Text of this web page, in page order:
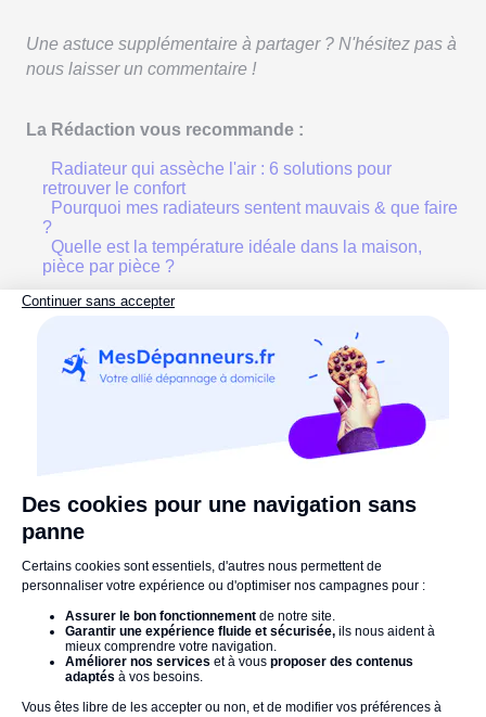
Une astuce supplémentaire à partager ? N'hésitez pas à
nous laisser un commentaire !
La Rédaction vous recommande :
Radiateur qui assèche l'air : 6 solutions pour
retrouver le confort
Pourquoi mes radiateurs sentent mauvais & que faire
?
Quelle est la température idéale dans la maison,
pièce par pièce ?
Références :
ecohabitation.com
maisonbrico.com
Commentaires :
Votre nom